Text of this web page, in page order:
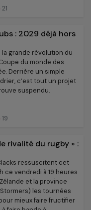
21
: 2029 déjà hors
grande révolution du
du monde des
Derrière un simple
c’est tout un projet
suspendu.
19
rivalité du rugby » :
ressuscitent cet
ce vendredi à 19 heures
et la province
les tournées
mieux faire fructifier